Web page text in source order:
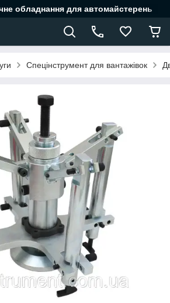
обладнання для автомайстерень
Спецінструмент для вантажівок